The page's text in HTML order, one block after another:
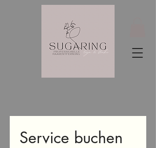
Service buchen